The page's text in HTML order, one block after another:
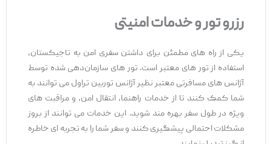
رزرو تور و خدمات امنیتی
یکی از راه ‌های مطمئن برای داشتن سفری امن به تاجیکستان،
استفاده از تور های معتبر است. تور های سازمان‌دهی شده توسط
آژانس ‌های مسافرتی معتبر نظیر آژانستوربین تراول می ‌توانند به
شما کمک کنند تا از خدمات راهنما، انتقال امن، و مراقبت ‌های
ویژه در طول سفر بهره ‌مند شوید. این خدمات می ‌توانند از بروز
مشکلات احتمالی پیشگیری کنند و سفر شما را به تجربه ‌ای خاطره